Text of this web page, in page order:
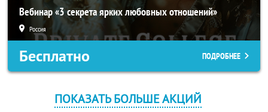
Вебинар «3 секрета ярких любовных отношений»
Россия
Бесплатно ПОДРОБНЕЕ
ПОКАЗАТЬ БОЛЬШЕ АКЦИЙ